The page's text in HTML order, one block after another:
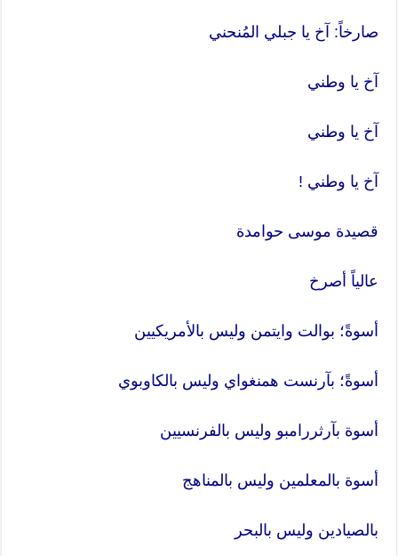
صارخاً: آخ يا جبلي المُنحني
آخ يا وطني
آخ يا وطني
آخ يا وطني !
قصيدة موسى حوامدة
عالياً أصرخ
أسوةً؛ بوالت وايتمن وليس بالأمريكيين
أسوةً؛ بآرنست همنغواي وليس بالكاوبوي
أسوة بآرثررامبو وليس بالفرنسيين
أسوة بالمعلمين وليس بالمناهج
بالصيادين وليس بالبحر